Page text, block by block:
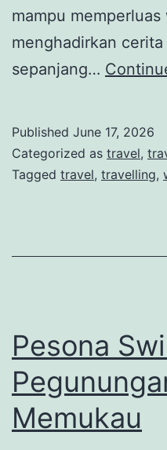
mampu
menghadirkan
sepanjang…
Published June 17, 2026
Categorized as travel,
Tagged travel, travelling,
Pesona
Memukau